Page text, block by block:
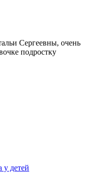
Сергеевны, очень
подростку
у детей